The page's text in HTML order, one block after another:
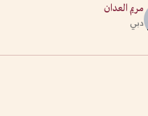
مريم العدان
دبي